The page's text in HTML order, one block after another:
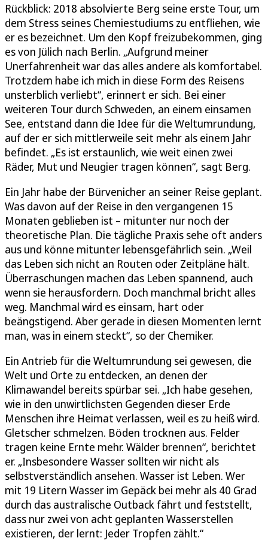
Rückblick: 2018 absolvierte Berg seine erste Tour, um
dem Stress seines Chemiestudiums zu entfliehen, wie
er es bezeichnet. Um den Kopf freizubekommen, ging
es von Jülich nach Berlin. „Aufgrund meiner
Unerfahrenheit war das alles andere als komfortabel.
Trotzdem habe ich mich in diese Form des Reisens
unsterblich verliebt“, erinnert er sich. Bei einer
weiteren Tour durch Schweden, an einem einsamen
See, entstand dann die Idee für die Weltumrundung,
auf der er sich mittlerweile seit mehr als einem Jahr
befindet. „Es ist erstaunlich, wie weit einen zwei
Räder, Mut und Neugier tragen können“, sagt Berg.
Ein Jahr habe der Bürvenicher an seiner Reise geplant.
Was davon auf der Reise in den vergangenen 15
Monaten geblieben ist – mitunter nur noch der
theoretische Plan. Die tägliche Praxis sehe oft anders
aus und könne mitunter lebensgefährlich sein. „Weil
das Leben sich nicht an Routen oder Zeitpläne hält.
Überraschungen machen das Leben spannend, auch
wenn sie herausfordern. Doch manchmal bricht alles
weg. Manchmal wird es einsam, hart oder
beängstigend. Aber gerade in diesen Momenten lernt
man, was in einem steckt“, so der Chemiker.
Ein Antrieb für die Weltumrundung sei gewesen, die
Welt und Orte zu entdecken, an denen der
Klimawandel bereits spürbar sei. „Ich habe gesehen,
wie in den unwirtlichsten Gegenden dieser Erde
Menschen ihre Heimat verlassen, weil es zu heiß wird.
Gletscher schmelzen. Böden trocknen aus. Felder
tragen keine Ernte mehr. Wälder brennen“, berichtet
er. „Insbesondere Wasser sollten wir nicht als
selbstverständlich ansehen. Wasser ist Leben. Wer
mit 19 Litern Wasser im Gepäck bei mehr als 40 Grad
durch das australische Outback fährt und feststellt,
dass nur zwei von acht geplanten Wasserstellen
existieren, der lernt: Jeder Tropfen zählt.“